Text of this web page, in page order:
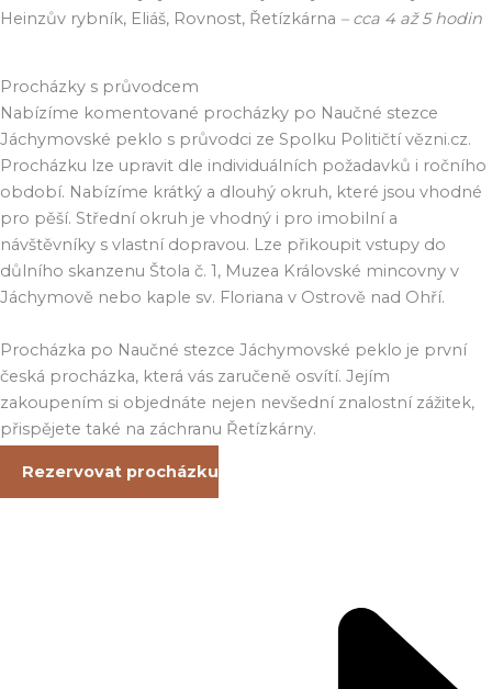
Heinzův rybník, Eliáš, Rovnost, Řetízkárna – cca 4 až 5 hodin
Procházky s průvodcem
Nabízíme komentované procházky po Naučné stezce
Jáchymovské peklo s průvodci ze Spolku Političtí vězni.cz.
Procházku lze upravit dle individuálních požadavků i ročního
období. Nabízíme krátký a dlouhý okruh, které jsou vhodné
pro pěší. Střední okruh je vhodný i pro imobilní a
návštěvníky s vlastní dopravou. Lze přikoupit vstupy do
důlního skanzenu Štola č. 1, Muzea Královské mincovny v
Jáchymově nebo kaple sv. Floriana v Ostrově nad Ohří.
Procházka po Naučné stezce Jáchymovské peklo je první
česká procházka, která vás zaručeně osvítí. Jejím
zakoupením si objednáte nejen nevšední znalostní zážitek,
přispějete také na záchranu Řetízkárny.
Rezervovat procházku